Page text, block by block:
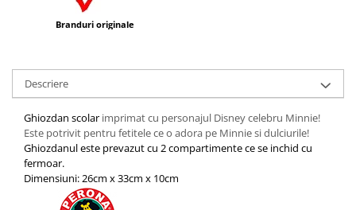
Branduri originale
Descriere
Ghiozdan scolar imprimat cu personajul Disney celebru Minnie!
Este potrivit pentru fetitele ce o adora pe Minnie si dulciurile!
Ghiozdanul este prevazut cu 2 compartimente ce se inchid cu
fermoar.
Dimensiuni: 26cm x 33cm x 10cm